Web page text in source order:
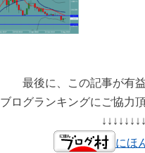
最後に、この記事が有
ブログランキングにご協力
↓↓↓↓↓↓↓↓
にほ